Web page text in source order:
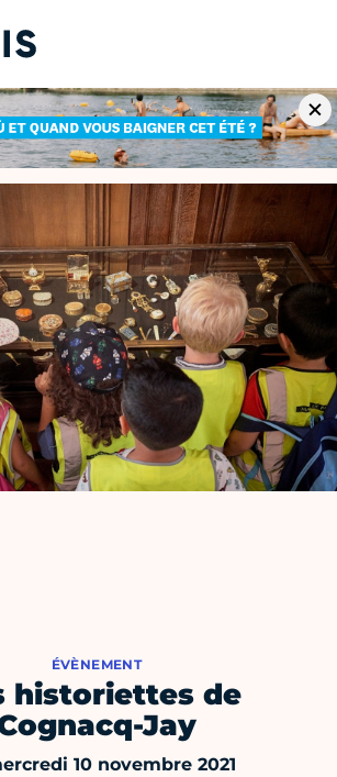
ÉVÈNEMENT
historiettes de
Jay
10 novembre 2021